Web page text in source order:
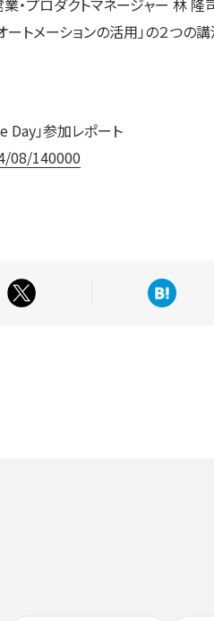
・プロダクトマネージャー 林 隆
トメーションの活用」の２つの
Day」参加レポート
08/140000